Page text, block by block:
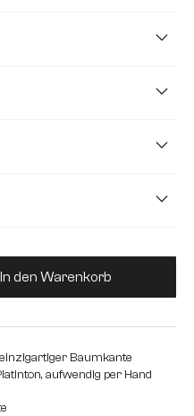
Gib den
In den Warenkorb
Baumkante
aufwendig per Hand